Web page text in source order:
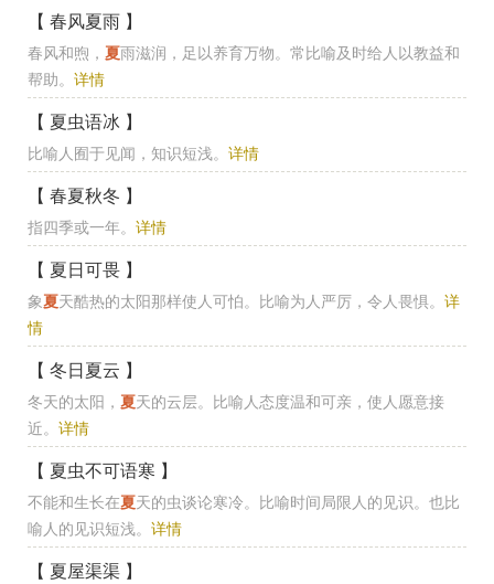
【 春风夏雨 】
春风和煦， 夏雨滋润，足以养育万物。常比喻及时给人以教益和
帮助。 详情
【 夏虫语冰 】
比喻人囿于见闻，知识短浅。 详情
【 春夏秋冬 】
指四季或一年。 详情
【 夏日可畏 】
象夏天酷热的太阳那样使人可怕。比喻为人严厉，令人畏惧。 详
情
【 冬日夏云 】
冬天的太阳， 夏天的云层。比喻人态度温和可亲，使人愿意接
近。 详情
【 夏虫不可语寒 】
不能和生长在夏天的虫谈论寒冷。比喻时间局限人的见识。也比
喻人的见识短浅。 详情
【 夏屋渠渠 】